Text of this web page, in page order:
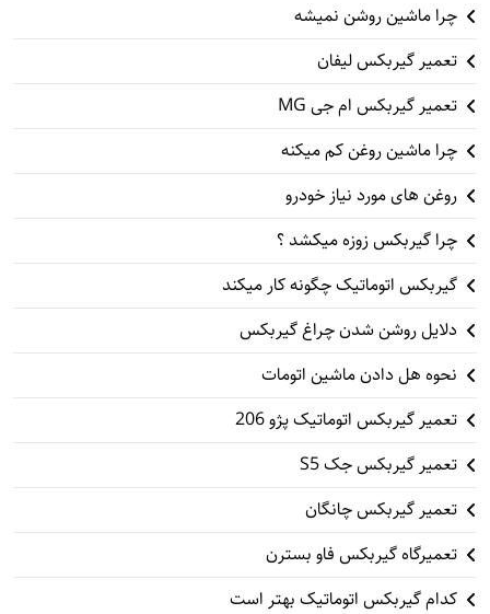
چرا ماشین روشن نمیشه
تعمیر گیربکس لیفان
تعمیر گیربکس ام جی MG
چرا ماشین روغن کم میکنه
روغن های مورد نیاز خودرو
چرا گیربکس زوزه میکشد ؟
گیربکس اتوماتیک چگونه کار میکند
دلایل روشن شدن چراغ گیربکس
نحوه هل دادن ماشین اتومات
تعمیر گیربکس اتوماتیک پژو 206
تعمیر گیربکس جک S5
تعمیر گیربکس چانگان
تعمیرگاه گیربکس فاو بسترن
کدام گیربکس اتوماتیک بهتر است